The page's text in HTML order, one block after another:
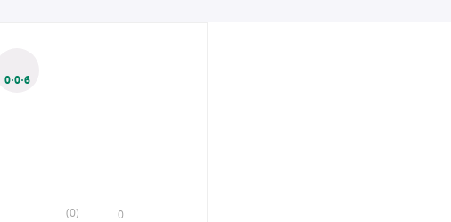
0·0·6
(0) 0